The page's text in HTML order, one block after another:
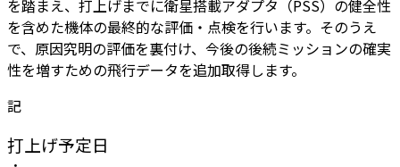
を踏まえ、打上げまでに衛星搭載アダプタ（PSS）の健全性
を含めた機体の最終的な評価・点検を行います。そのうえ
で、原因究明の評価を裏付け、今後の後続ミッションの確実
性を増すための飛行データを追加取得します。
記
打上げ予定日